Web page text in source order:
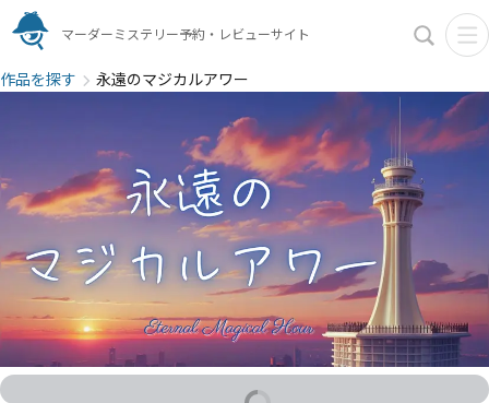
マーダーミステリー予約・レビューサイト
作品を探す 永遠のマジカルアワー